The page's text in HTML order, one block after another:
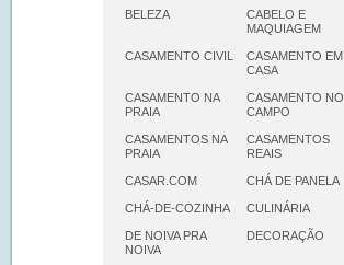
BELEZA
CABELO E
MAQUIAGEM
CASAMENTO CIVIL
CASAMENTO EM
CASA
CASAMENTO NA
PRAIA
CASAMENTO NO
CAMPO
CASAMENTOS NA
PRAIA
CASAMENTOS
REAIS
CASAR.COM CHÁ DE PANELA
CHÁ-DE-COZINHA CULINÁRIA
DE NOIVA PRA
NOIVA
DECORAÇÃO